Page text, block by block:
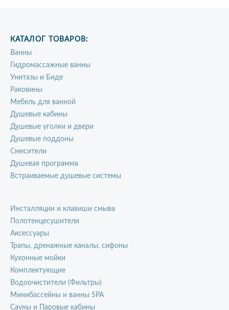
КАТАЛОГ ТОВАРОВ:
Ванны
Гидромассажные ванны
Унитазы и Биде
Раковины
Мебель для ванной
Душевые кабины
Душевые уголки и двери
Душевые поддоны
Смесители
Душевая программа
Встраиваемые душевые системы
Инсталляции и клавиши смыва
Полотенцесушители
Аксессуары
Трапы, дренажные каналы, сифоны
Кухонные мойки
Комплектующие
Водоочистители (Фильтры)
Минибассейны и ванны SPA
Сауны и Паровые кабины